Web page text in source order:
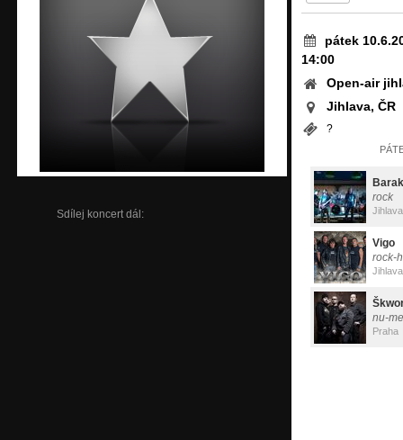
Sdílej koncert dál:
pátek
14:00
Open-air
Jihlava, ČR
?
rock
Jihlava
Vigo
rock-
Jihlava
nu-
Praha